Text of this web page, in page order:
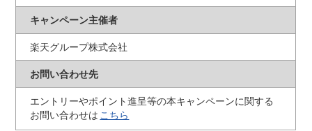
キャンペーン主催者
楽天グループ株式会社
お問い合わせ先
エントリーやポイント進呈等の本キャンペーンに関する
お問い合わせは こちら